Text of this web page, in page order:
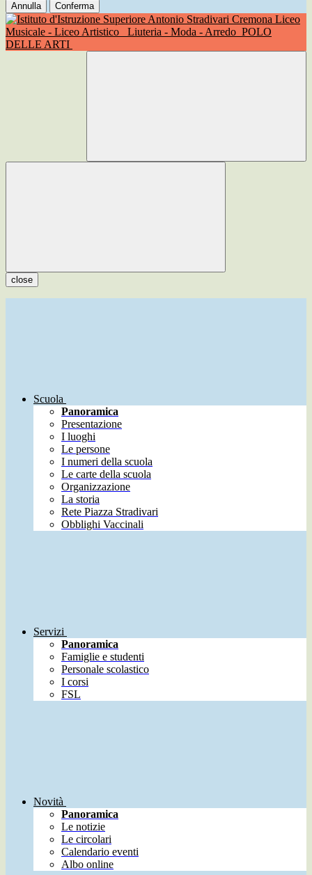
Annulla Conferma
Liceo
Musicale - Liceo Artistico
Liuteria - Moda - Arredo POLO
DELLE ARTI
close
Scuola
Panoramica
Presentazione
I luoghi
Le persone
I numeri della scuola
Le carte della scuola
Organizzazione
La storia
Rete Piazza Stradivari
Obblighi Vaccinali
Servizi
Panoramica
Famiglie e studenti
Personale scolastico
I corsi
FSL
Novità
Panoramica
Le notizie
Le circolari
Calendario eventi
Albo online